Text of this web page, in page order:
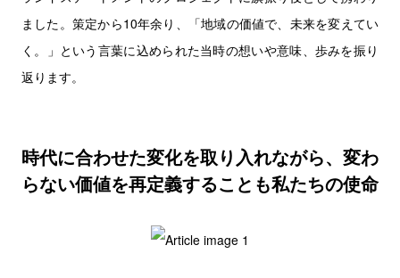
ました。策定から10年余り、「地域の価値で、未来を変えてい
く。」という言葉に込められた当時の想いや意味、歩みを振り
返ります。
時代に合わせた変化を取り入れながら、変わ
らない価値を再定義することも私たちの使命